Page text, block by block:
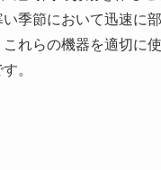
季節において迅速に
れらの機器を適切に
。